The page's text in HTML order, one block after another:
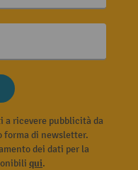
a ricevere pubblicità da
forma di newsletter.
dei dati per la
qui.